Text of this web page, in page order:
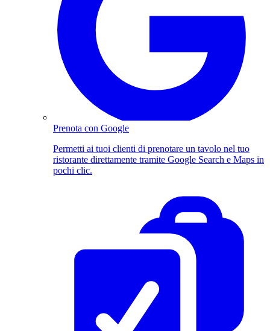
Prenota con Google
Permetti ai tuoi clienti di prenotare un tavolo nel tuo
ristorante direttamente tramite Google Search e Maps in
pochi clic.